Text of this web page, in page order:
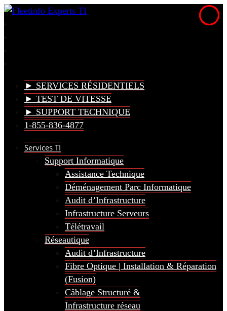
► SERVICES RÉSIDENTIELS
► TEST DE VITESSE
► SUPPORT TECHNIQUE
1-855-836-4877
Services TI
Support Informatique
Assistance Technique
Déménagement Parc Informatique
Audit d’Infrastructure
Infrastructure Serveurs
Télétravail
Réseautique
Audit d’Infrastructure
Fibre Optique | Installation & Réparation
(Fusion)
Câblage Structuré &
Infrastructure réseau